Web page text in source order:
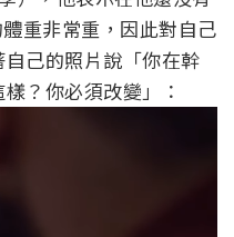
重非常重，因此對自己
己的照片說「你在幹
？你必須改變」：